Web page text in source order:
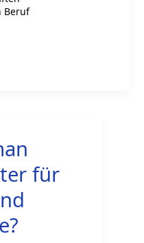
Beruf
für